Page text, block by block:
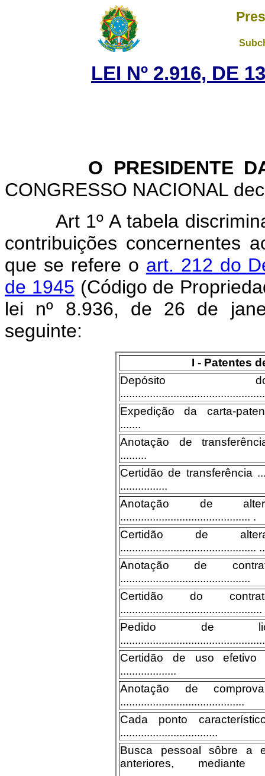
LEI Nº 2.916, DE
O PRESIDENTE DA
CONGRESSO NACIONAL
Art 1º A tabela
contribuições concernentes
que se refere o art. 212 do
de 1945 (Código de
lei nº 8.936, de 26 de
seguinte:
I - Patentes
Depósito
Expedição da carta-
.......
Anotação de
.........
Certidão de transferência
................
Anotação de
............................................ .
Certidão de
..............................................
Anotação de
............................................
Certidão do
................................................
Pedido de
Certidão de uso efetivo
...................
Anotação de
..........................................
Cada ponto
.................................
Busca pessoal sôbre a
anteriores, mediante